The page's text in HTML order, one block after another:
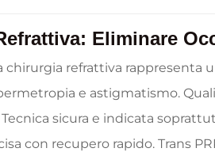
Eliminare
chirurgia refrattiva rappresenta
e astigmatismo.
sicura e indicata
con recupero rapido. Trans